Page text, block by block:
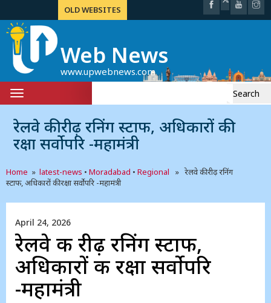
OLD WEBSITES
Web News
www.upwebnews.com
Toggle
navigation
रेलवे की रीढ़ रनिंग स्टाफ, अधिकारों की
रक्षा सर्वोपरि -महामंत्री
Home » latest-news • Moradabad • Regional » रेलवे की रीढ़ रनिंग
स्टाफ, अधिकारों की रक्षा सर्वोपरि -महामंत्री
April 24, 2026
रेलवे की रीढ़ रनिंग स्टाफ,
अधिकारों की रक्षा सर्वोपरि
-महामंत्री